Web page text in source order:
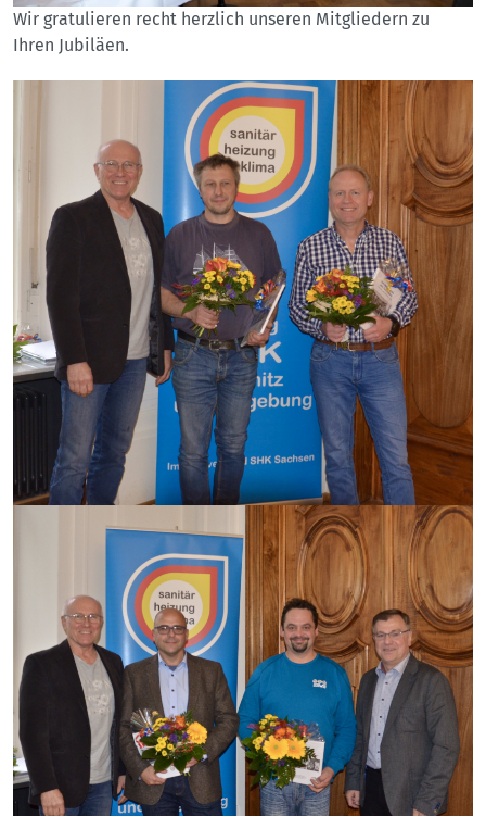
Wir gratulieren recht herzlich unseren Mitgliedern zu
Ihren Jubiläen.